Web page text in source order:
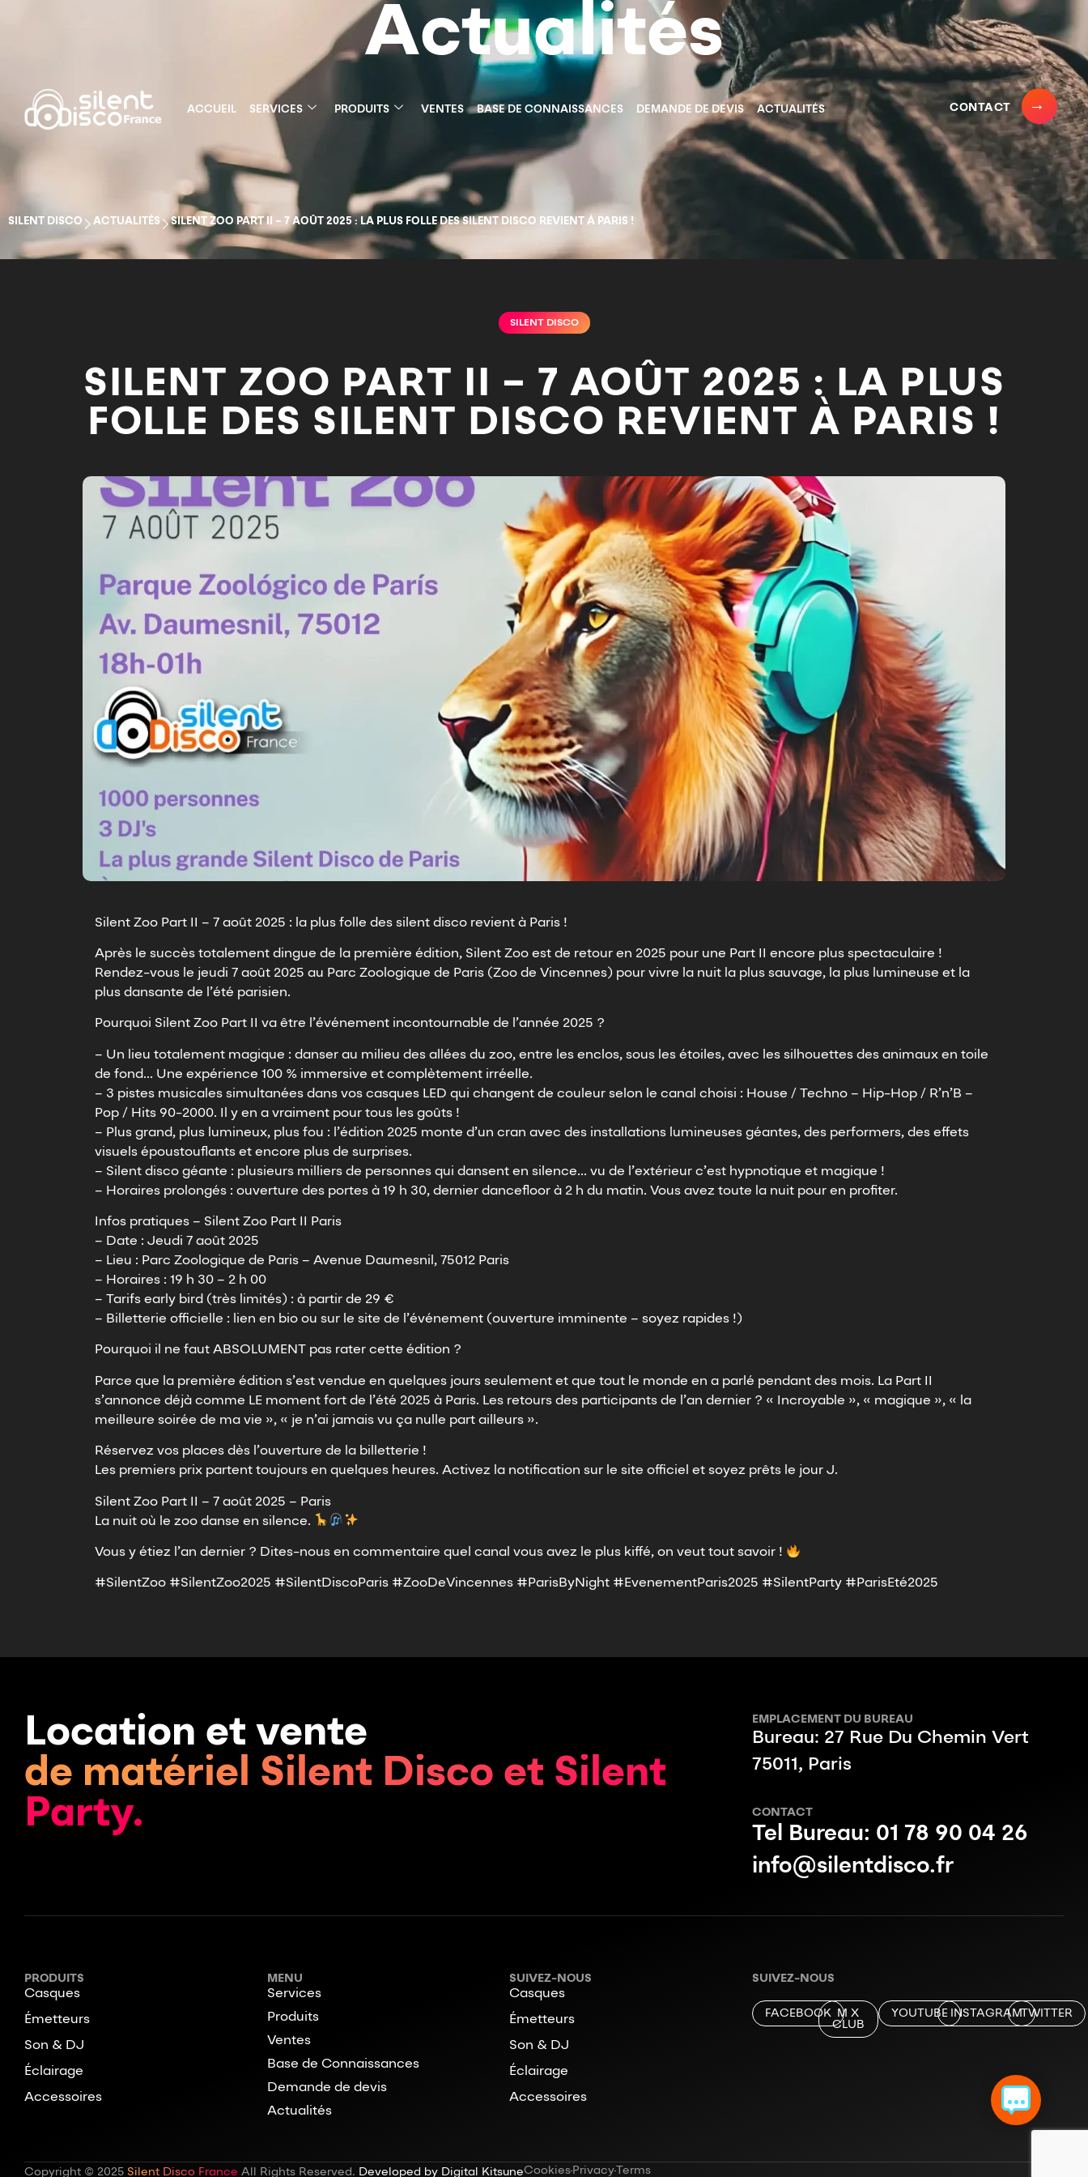
ACCUEIL SERVICES PRODUITS VENTES BASE DE CONNAISSANCES DEMANDE DE DEVIS ACTUALITÉS CONTACT
Actualités
SILENT DISCO ACTUALITÉS SILENT ZOO PART II – 7 AOÛT 2025 : LA PLUS FOLLE DES SILENT DISCO REVIENT À PARIS !
SILENT DISCO
SILENT ZOO PART II – 7 AOÛT 2025 : LA PLUS
FOLLE DES SILENT DISCO REVIENT À PARIS !
Silent Zoo Part II – 7 août 2025 : la plus folle des silent disco revient à Paris !
Après le succès totalement dingue de la première édition, Silent Zoo est de retour en 2025 pour une Part II encore plus spectaculaire !
Rendez-vous le jeudi 7 août 2025 au Parc Zoologique de Paris (Zoo de Vincennes) pour vivre la nuit la plus sauvage, la plus lumineuse et la
plus dansante de l’été parisien.
Pourquoi Silent Zoo Part II va être l’événement incontournable de l’année 2025 ?
– Un lieu totalement magique : danser au milieu des allées du zoo, entre les enclos, sous les étoiles, avec les silhouettes des animaux en toile
de fond… Une expérience 100 % immersive et complètement irréelle.
– 3 pistes musicales simultanées dans vos casques LED qui changent de couleur selon le canal choisi : House / Techno – Hip-Hop / R’n’B –
Pop / Hits 90-2000. Il y en a vraiment pour tous les goûts !
– Plus grand, plus lumineux, plus fou : l’édition 2025 monte d’un cran avec des installations lumineuses géantes, des performers, des effets
visuels époustouflants et encore plus de surprises.
– Silent disco géante : plusieurs milliers de personnes qui dansent en silence… vu de l’extérieur c’est hypnotique et magique !
– Horaires prolongés : ouverture des portes à 19 h 30, dernier dancefloor à 2 h du matin. Vous avez toute la nuit pour en profiter.
Infos pratiques – Silent Zoo Part II Paris
– Date : Jeudi 7 août 2025
– Lieu : Parc Zoologique de Paris – Avenue Daumesnil, 75012 Paris
– Horaires : 19 h 30 – 2 h 00
– Tarifs early bird (très limités) : à partir de 29 €
– Billetterie officielle : lien en bio ou sur le site de l’événement (ouverture imminente – soyez rapides !)
Pourquoi il ne faut ABSOLUMENT pas rater cette édition ?
Parce que la première édition s’est vendue en quelques jours seulement et que tout le monde en a parlé pendant des mois. La Part II
s’annonce déjà comme LE moment fort de l’été 2025 à Paris. Les retours des participants de l’an dernier ? « Incroyable », « magique », « la
meilleure soirée de ma vie », « je n’ai jamais vu ça nulle part ailleurs ».
Réservez vos places dès l’ouverture de la billetterie !
Les premiers prix partent toujours en quelques heures. Activez la notification sur le site officiel et soyez prêts le jour J.
Silent Zoo Part II – 7 août 2025 – Paris
La nuit où le zoo danse en silence.
Vous y étiez l’an dernier ? Dites-nous en commentaire quel canal vous avez le plus kiffé, on veut tout savoir !
#SilentZoo #SilentZoo2025 #SilentDiscoParis #ZooDeVincennes #ParisByNight #EvenementParis2025 #SilentParty #ParisEté2025
Location et vente
de matériel Silent Disco et Silent
Party.
EMPLACEMENT DU BUREAU
Bureau: 27 Rue Du Chemin Vert
75011, Paris
CONTACT
Tel Bureau: 01 78 90 04 26
info@silentdisco.fr
PRODUITS
Casques
Émetteurs
Son & DJ
Éclairage
Accessoires
MENU
Services
Produits
Ventes
Base de Connaissances
Demande de devis
Actualités
SUIVEZ-NOUS
Casques
Émetteurs
Son & DJ
Éclairage
Accessoires
SUIVEZ-NOUS
FACEBOOK
M X
CLUB
YOUTUBE INSTAGRAMTWITTER
Copyright © 2025 Silent Disco France All Rights Reserved. Developed by Digital KitsuneCookies PrivacyTerms